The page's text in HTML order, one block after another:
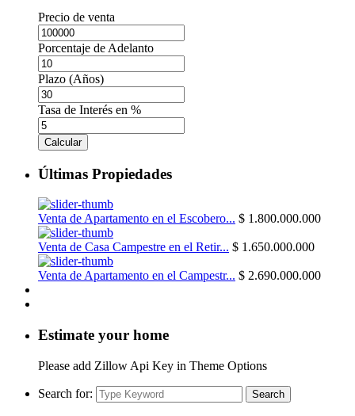
Precio de venta
Porcentaje de Adelanto
Plazo (Años)
Tasa de Interés en %
Calcular
Últimas Propiedades
Venta de Apartamento en el Escobero... $ 1.800.000.000
Venta de Casa Campestre en el Retir... $ 1.650.000.000
Venta de Apartamento en el Campestr... $ 2.690.000.000
Estimate your home
Please add Zillow Api Key in Theme Options
Search for: Search